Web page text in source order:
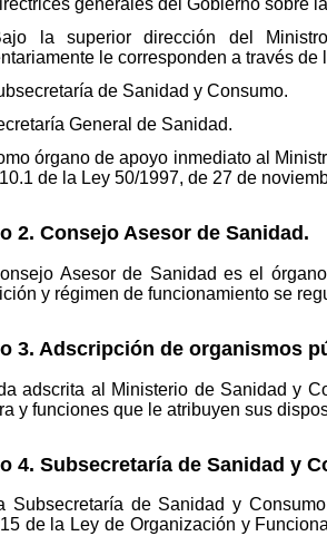
generales del Gobierno sobre
la superior dirección del
le corresponden a través
de Sanidad y Consumo.
General de Sanidad.
órgano de apoyo inmediato al
de la Ley 50/1997, de 27 de
2. Consejo Asesor de Sanidad.
Asesor de Sanidad es el
y régimen de funcionamiento se
3. Adscripción de organismos
adscrita al Ministerio de Sanidad y
y funciones que le atribuyen sus
4. Subsecretaría de Sanidad y
Subsecretaría de Sanidad y
de la Ley de Organización y